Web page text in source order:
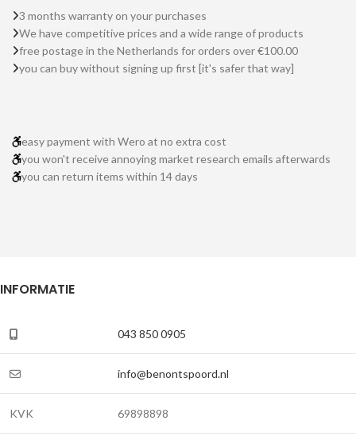
3 months warranty on your purchases
We have competitive prices and a wide range of products
free postage in the Netherlands for orders over €100.00
you can buy without signing up first [it's safer that way]
easy payment with Wero at no extra cost
you won't receive annoying market research emails afterwards
you can return items within 14 days
INFORMATIE
043 850 0905
info@benontspoord.nl
KVK 69898898